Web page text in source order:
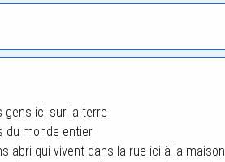
gens ici sur la terre
du monde entier
abri qui vivent dans la rue ici à la maison